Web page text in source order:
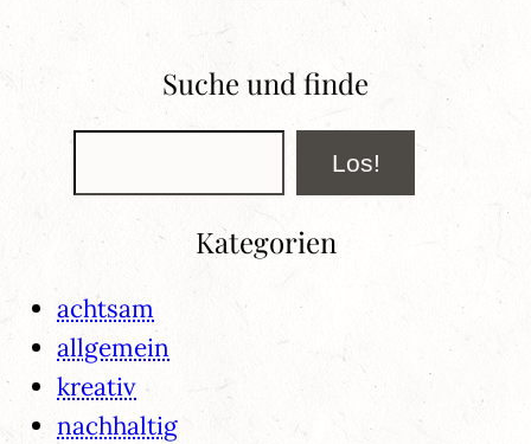
Suche und finde
Suchen Los!
Kategorien
achtsam
allgemein
kreativ
nachhaltig